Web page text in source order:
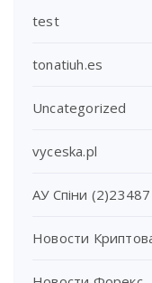
test
tonatiuh.es
Uncategorized
vyceska.pl
АУ Спіни (2)23487
Новости